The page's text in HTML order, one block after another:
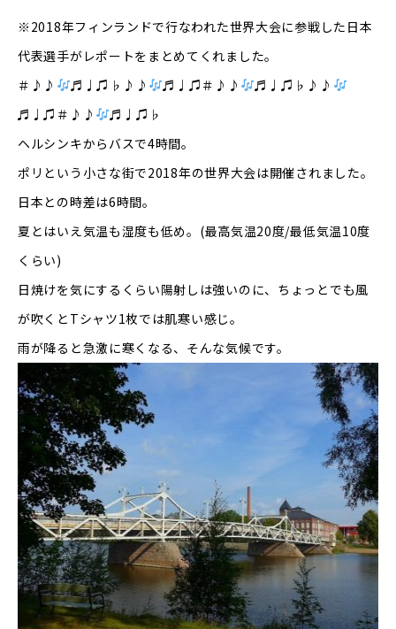
※2018年フィンランドで行なわれた世界大会に参戦した日本
代表選手がレポートをまとめてくれました。
＃♪♪
♬♩♫♭♪♪ ♬♩♫＃♪♪
♬♩♫♭♪♪
♬♩♫＃♪♪
♬♩♫♭
ヘルシンキからバスで4時間。
ポリという小さな街で2018年の世界大会は開催されました。
日本との時差は6時間。
夏とはいえ気温も湿度も低め。 (最高気温20度/最低気温10度
くらい)
日焼けを気にするくらい陽射しは強いのに、ちょっとでも風
が吹くと Tシャツ1枚では肌寒い感じ。
雨が降ると急激に寒くなる、そんな気候です。